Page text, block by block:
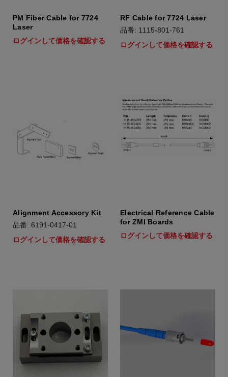
PM Fiber Cable for 7724
Laser
ログインして価格を確認する
RF Cable for 7724 Laser
品番: 1115-801-761
ログインして価格を確認する
Alignment Accessory Kit
品番: 6191-0417-01
ログインして価格を確認する
Electrical Reference Cable
for ZMI Boards
ログインして価格を確認する